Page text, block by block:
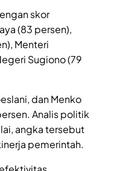
skor
(83 persen),
Menteri
Sugiono (79
dan Menko
Analis politik
angka tersebut
pemerintah.